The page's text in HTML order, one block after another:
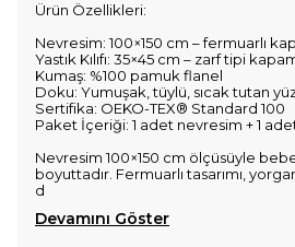
Ürün Özellikleri:
Nevresim: 100×150 cm – fermuarlı
Yastık Kılıfı: 35×45 cm – zarf tipi
Kumaş: %100 pamuk flanel
Doku: Yumuşak, tüylü, sıcak tutan
Sertifika: OEKO-TEX® Standard 100
Paket İçeriği: 1 adet nevresim + 1 adet
Nevresim 100×150 cm ölçüsüyle
boyuttadır. Fermuarlı tasarımı,
d
Devamını Göster